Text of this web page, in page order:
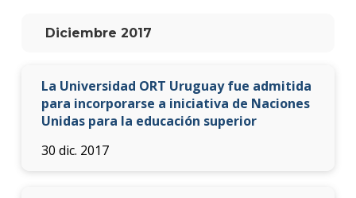
Diciembre 2017
La Universidad ORT Uruguay fue admitida
para incorporarse a iniciativa de Naciones
Unidas para la educación superior
30 dic. 2017